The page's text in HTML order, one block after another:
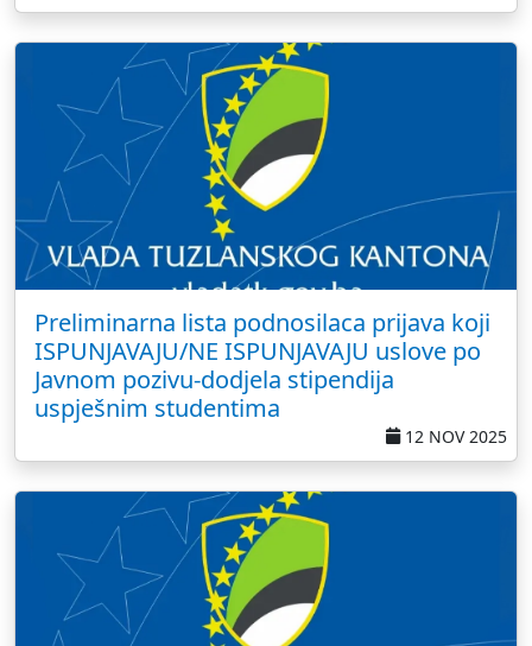
Preliminarna lista podnosilaca prijava koji
ISPUNJAVAJU/NE ISPUNJAVAJU uslove po
Javnom pozivu-dodjela stipendija
uspješnim studentima
12 NOV 2025